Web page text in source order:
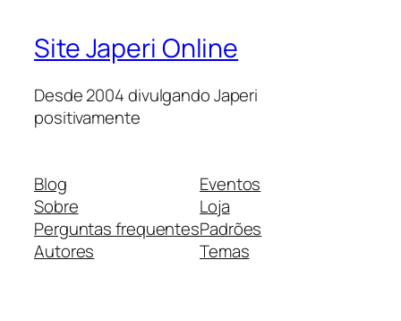
Site Japeri Online
Desde 2004 divulgando Japeri
positivamente
Blog
Sobre
Perguntas frequentes
Autores
Eventos
Loja
Padrões
Temas